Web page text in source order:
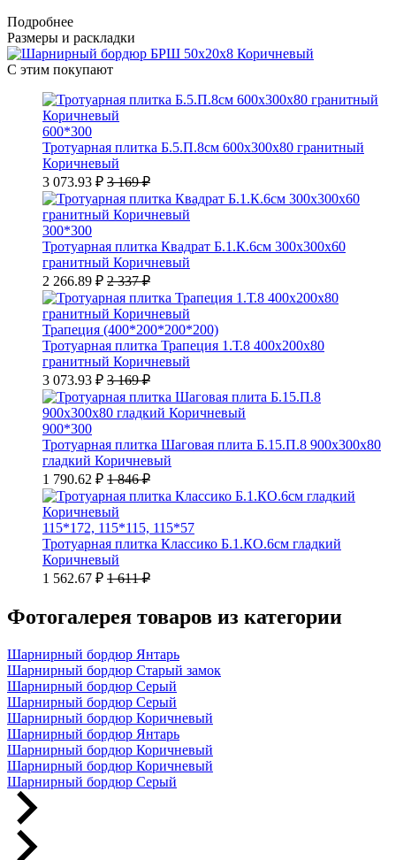
Подробнее
Размеры и раскладки
С этим покупают
600*300
Тротуарная плитка Б.5.П.8см 600х300х80 гранитный
Коричневый
3 073.93 ₽ 3 169 ₽
300*300
Тротуарная плитка Квадрат Б.1.К.6см 300х300х60
гранитный Коричневый
2 266.89 ₽ 2 337 ₽
Трапеция (400*200*200*200)
Тротуарная плитка Трапеция 1.Т.8 400х200х80
гранитный Коричневый
3 073.93 ₽ 3 169 ₽
900*300
Тротуарная плитка Шаговая плита Б.15.П.8 900х300х80
гладкий Коричневый
1 790.62 ₽ 1 846 ₽
115*172, 115*115, 115*57
Тротуарная плитка Классико Б.1.КО.6см гладкий
Коричневый
1 562.67 ₽ 1 611 ₽
Фотогалерея товаров из категории
Шарнирный бордюр Янтарь
Шарнирный бордюр Старый замок
Шарнирный бордюр Серый
Шарнирный бордюр Серый
Шарнирный бордюр Коричневый
Шарнирный бордюр Янтарь
Шарнирный бордюр Коричневый
Шарнирный бордюр Коричневый
Шарнирный бордюр Серый